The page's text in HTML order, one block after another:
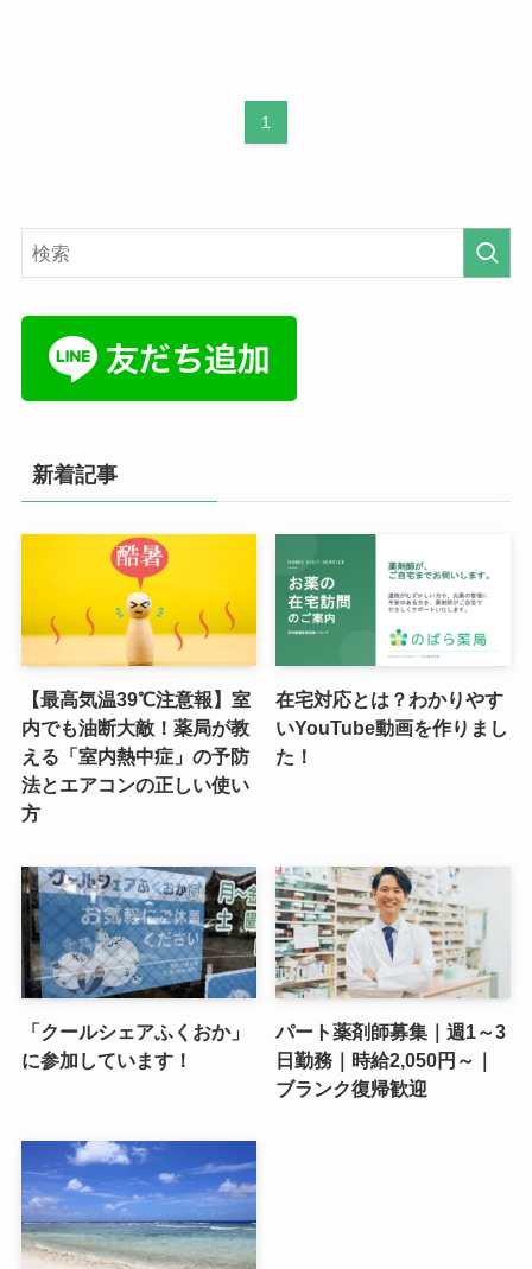
1
新着記事
【最高気温39℃注意報】室
内でも油断大敵！薬局が教
える「室内熱中症」の予防
法とエアコンの正しい使い
方
在宅対応とは？わかりやす
いYouTube動画を作りまし
た！
「クールシェアふくおか」
に参加しています！
パート薬剤師募集｜週1～3
日勤務｜時給2,050円～｜
ブランク復帰歓迎